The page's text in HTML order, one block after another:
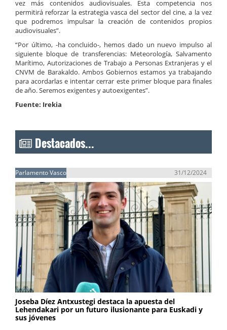
vez más contenidos audiovisuales. Esta competencia nos
permitirá reforzar la estrategia vasca del sector del cine, a la vez
que podremos impulsar la creación de contenidos propios
audiovisuales”.
“Por último, -ha concluido-, hemos dado un nuevo impulso al
siguiente bloque de transferencias: Meteorología, Salvamento
Marítimo, Autorizaciones de Trabajo a Personas Extranjeras y el
CNVM de Barakaldo. Ambos Gobiernos estamos ya trabajando
para acordarlas e intentar cerrar este primer bloque para finales
de año. Seremos exigentes y autoexigentes”.
Fuente: Irekia
Destacados...
Parlamento Vasco 31/12/2024
Joseba Díez Antxustegi destaca la apuesta del
Lehendakari por un futuro ilusionante para Euskadi y
sus jóvenes